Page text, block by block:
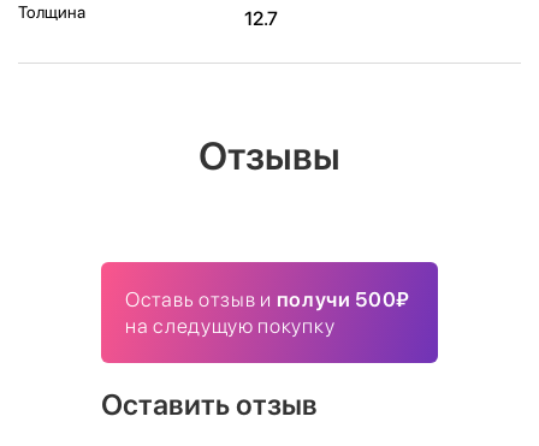
Толщина 12.7
Отзывы
Оставь отзыв и получи 500₽
на следущую покупку
Оставить отзыв